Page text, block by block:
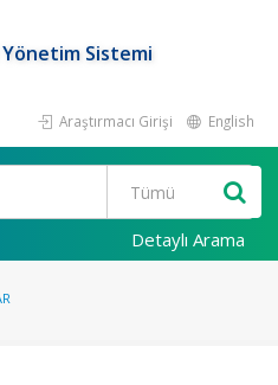
Sistemi
Araştırmacı Girişi English
Detaylı Arama